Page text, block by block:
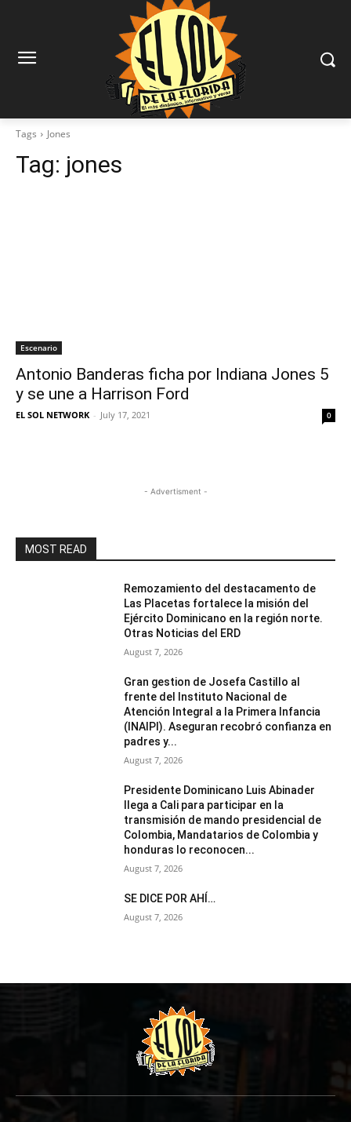
Tags Jones
Tag: jones
Escenario
Antonio Banderas ficha por Indiana Jones 5
y se une a Harrison Ford
EL SOL NETWORK - July 17, 2021 0
- Advertisment -
MOST READ
Remozamiento del destacamento de
Las Placetas fortalece la misión del
Ejército Dominicano en la región norte.
Otras Noticias del ERD
August 7, 2026
Gran gestion de Josefa Castillo al
frente del Instituto Nacional de
Atención Integral a la Primera Infancia
(INAIPI). Aseguran recobró confianza en
padres y...
August 7, 2026
Presidente Dominicano Luis Abinader
llega a Cali para participar en la
transmisión de mando presidencial de
Colombia, Mandatarios de Colombia y
honduras lo reconocen...
August 7, 2026
SE DICE POR AHÍ…
August 7, 2026